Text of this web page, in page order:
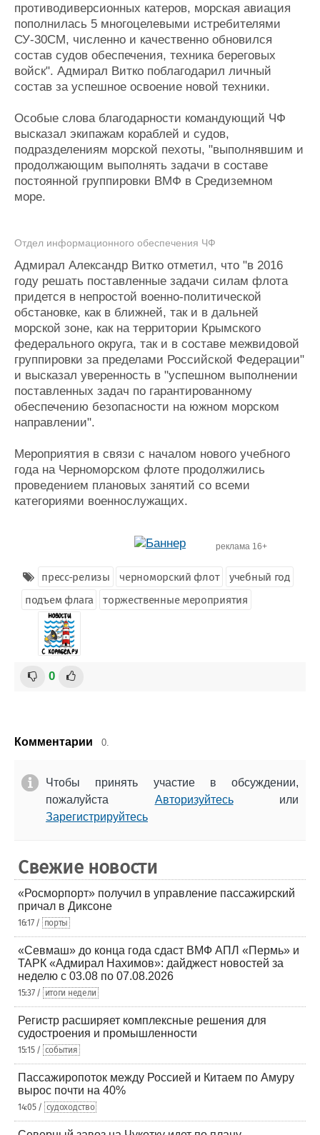
противодиверсионных катеров, морская авиация
пополнилась 5 многоцелевыми истребителями
СУ-30СМ, численно и качественно обновился
состав судов обеспечения, техника береговых
войск". Адмирал Витко поблагодарил личный
состав за успешное освоение новой техники.
Особые слова благодарности командующий ЧФ
высказал экипажам кораблей и судов,
подразделениям морской пехоты, "выполнявшим и
продолжающим выполнять задачи в составе
постоянной группировки ВМФ в Средиземном
море.
Отдел информационного обеспечения ЧФ
Адмирал Александр Витко отметил, что "в 2016
году решать поставленные задачи силам флота
придется в непростой военно-политической
обстановке, как в ближней, так и в дальней
морской зоне, как на территории Крымского
федерального округа, так и в составе межвидовой
группировки за пределами Российской Федерации"
и высказал уверенность в "успешном выполнении
поставленных задач по гарантированному
обеспечению безопасности на южном морском
направлении".
Мероприятия в связи с началом нового учебного
года на Черноморском флоте продолжились
проведением плановых занятий со всеми
категориями военнослужащих.
реклама 16+
пресс-релизы черноморский флот
учебный год
подъем флага
торжественные мероприятия
0
Комментарии 0.
Чтобы принять участие в обсуждении,
пожалуйста Авторизуйтесьили
Зарегистрируйтесь
Свежие новости
«Росморпорт» получил в управление пассажирский
причал в Диксоне
16:17 / порты
«Севмаш» до конца года сдаст ВМФ АПЛ «Пермь» и
ТАРК «Адмирал Нахимов»: дайджест новостей за
неделю с 03.08 по 07.08.2026
15:37 / итоги недели
Регистр расширяет комплексные решения для
судостроения и промышленности
15:15 / события
Пассажиропоток между Россией и Китаем по Амуру
вырос почти на 40%
14:05 / судоходство